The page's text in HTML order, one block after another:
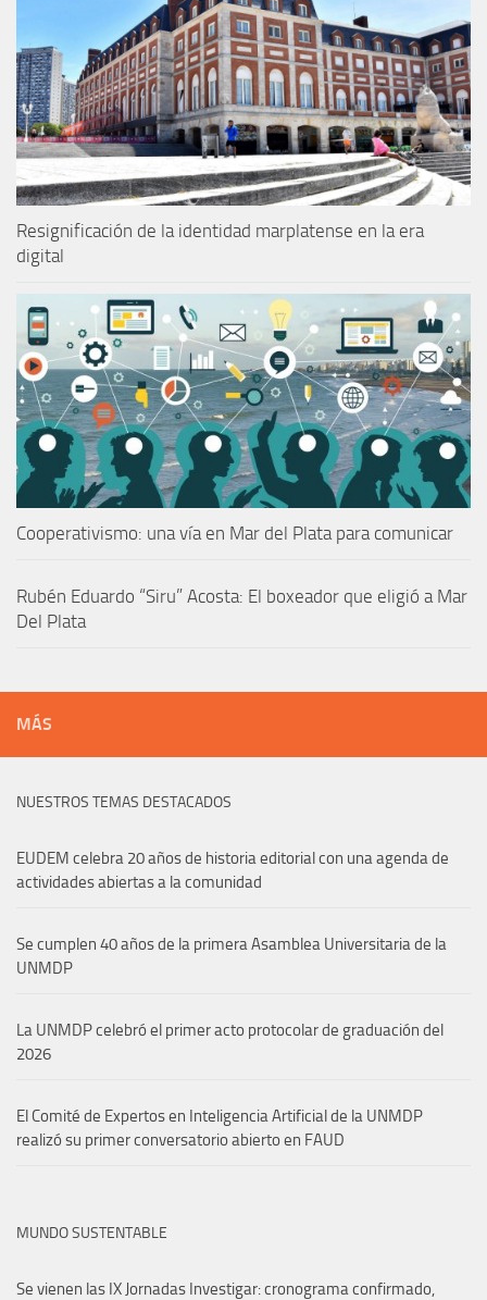
Resignificación de la identidad marplatense en la era
digital
Cooperativismo: una vía en Mar del Plata para comunicar
Rubén Eduardo “Siru” Acosta: El boxeador que eligió a Mar
Del Plata
MÁS
NUESTROS TEMAS DESTACADOS
EUDEM celebra 20 años de historia editorial con una agenda de
actividades abiertas a la comunidad
Se cumplen 40 años de la primera Asamblea Universitaria de la
UNMDP
La UNMDP celebró el primer acto protocolar de graduación del
2026
El Comité de Expertos en Inteligencia Artificial de la UNMDP
realizó su primer conversatorio abierto en FAUD
MUNDO SUSTENTABLE
Se vienen las IX Jornadas Investigar: cronograma confirmado,